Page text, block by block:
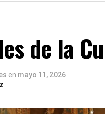
de la
en mayo 11, 2026